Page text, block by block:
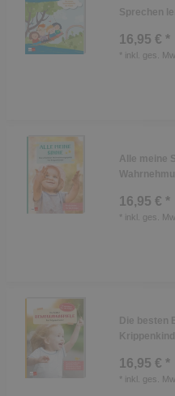
Sprechen
16,95 € *
* inkl. ges.
Alle meine
16,95 € *
* inkl. ges.
Die besten
16,95 € *
* inkl. ges.